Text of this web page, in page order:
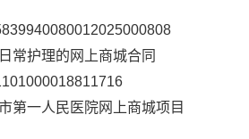
常护理的网上商城合同
第一人民医院网上商城项目